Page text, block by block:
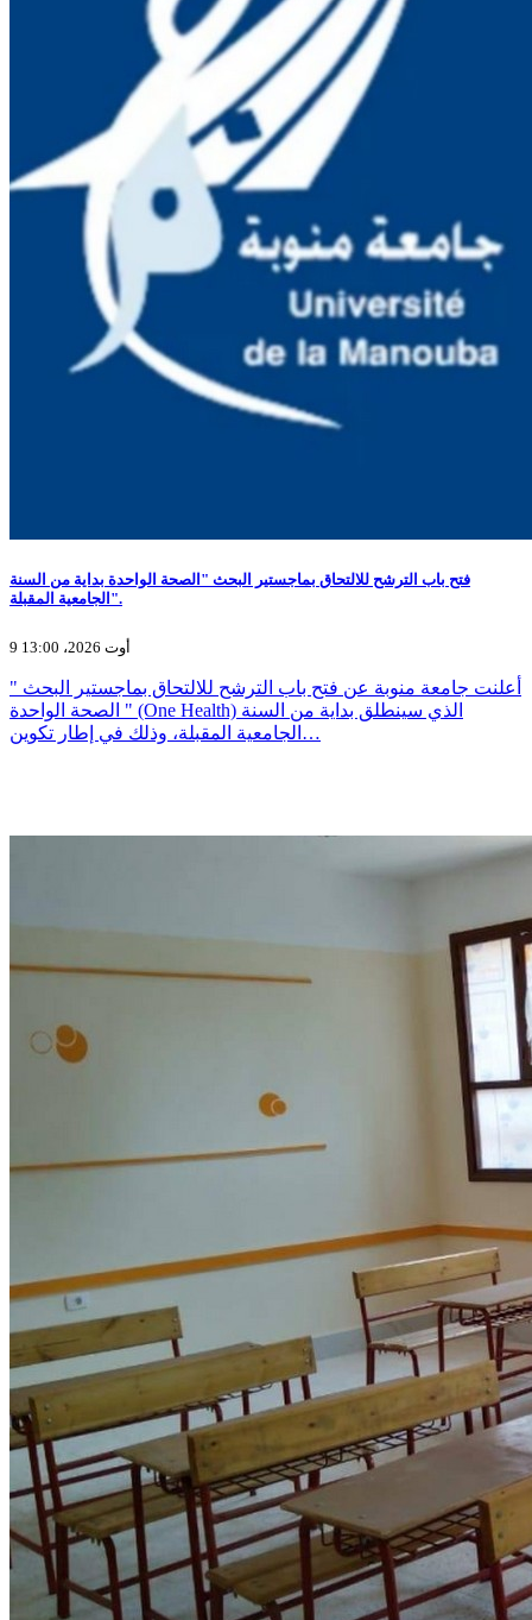
فتح باب الترشح للالتحاق بماجستير البحث "الصحة الواحدة بداية من السنة
الجامعية المقبلة".
9 أوت 2026، 13:00
أعلنت جامعة منوبة عن فتح باب الترشح للالتحاق بماجستير البحث "
الصحة الواحدة " (One Health) الذي سينطلق بداية من السنة
الجامعية المقبلة، وذلك في إطار تكوين…